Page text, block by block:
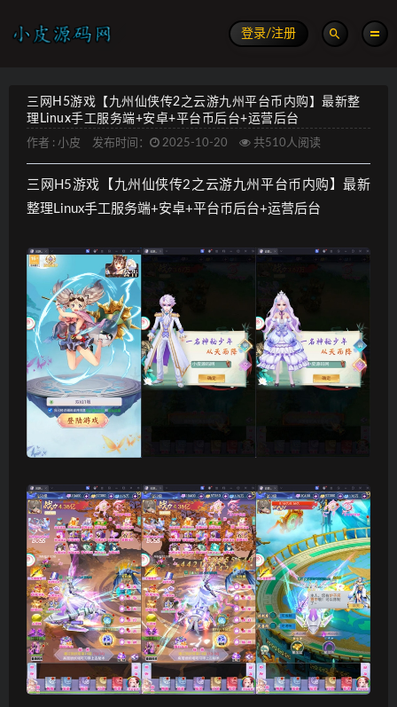
登录/注册
三网H5游戏【九州仙侠传2之云游九州平台币内购】最新整
理Linux手工服务端+安卓+平台币后台+运营后台
作者 : 小皮 发布时间： 2025-10-20 共510人阅读
三网H5游戏【九州仙侠传2之云游九州平台币内购】最新
整理Linux手工服务端+安卓+平台币后台+运营后台